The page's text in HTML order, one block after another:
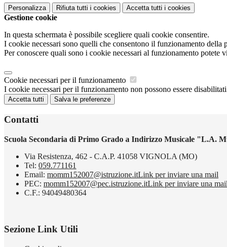
Personalizza Rifiuta tutti i cookies Accetta tutti i cookies
Gestione cookie
In questa schermata è possibile scegliere quali cookie consentire.
I cookie necessari sono quelli che consentono il funzionamento della
Per conoscere quali sono i cookie necessari al funzionamento potete
Cookie necessari per il funzionamento
I cookie necessari per il funzionamento non possono essere
Accetta tutti Salva le preferenze
Contatti
Scuola Secondaria di Primo Grado a Indirizzo Musicale "L.A.
Via Resistenza, 462 - C.A.P. 41058 VIGNOLA (MO)
Tel: 059.771161
Email: momm152007@istruzione.itLink per inviare una mail
PEC: momm152007@pec.istruzione.itLink per inviare una mail
C.F.: 94049480364
Sezione Link Utili